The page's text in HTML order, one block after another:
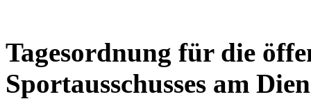
Tagesordnung für die
Sportausschusses am